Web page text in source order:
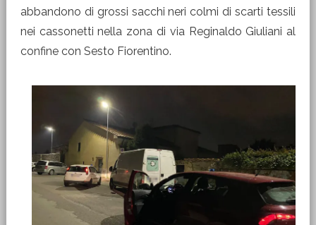
abbandono di grossi sacchi neri colmi di scarti tessili
nei cassonetti nella zona di via Reginaldo Giuliani al
confine con Sesto Fiorentino.